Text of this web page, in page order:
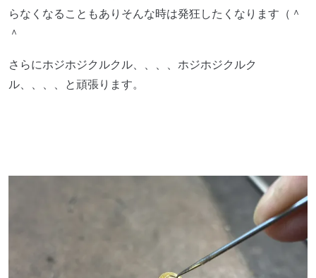
らなくなることもありそんな時は発狂したくなります（＾
＾
さらにホジホジクルクル、、、、ホジホジクルク
ル、、、、と頑張ります。